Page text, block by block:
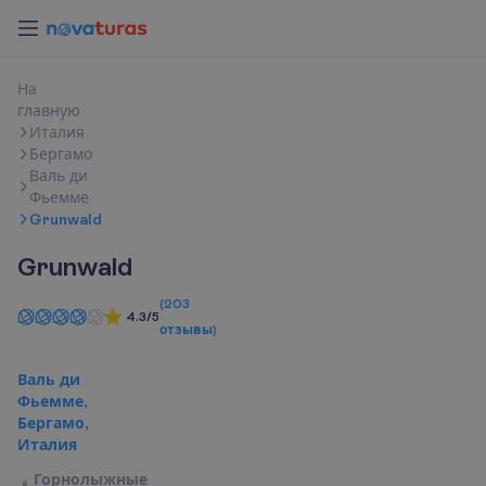
На
главную
Италия
Бергамо
Валь ди
Фьемме
Grunwald
Grunwald
4.3/5
(203
отзывы)
Валь ди
Фьемме,
Бергамо,
Италия
Горнолыжные